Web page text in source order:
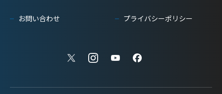
お問い合わせ プライバシーポリシー